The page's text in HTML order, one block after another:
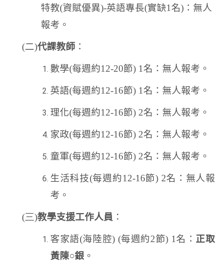
特教(資賦優異)-英語專長(實缺1 名) ：無人
報考。
(二)代課教師 ：
數學(每週約12-20節) 1 名：無人報考。
英語(每週約12-16節) 1 名：無人報考。
理化(每週約12-16節) 2名：無人報考。
家政(每週約12-16節) 2名：無人報考。
童軍(每週約12-16節) 2名：無人報考。
生活科技(每週約12-16節) 2名：無人報
考。
(三)教學支援工作人員 ：
客家語(海陸腔) (每週約2節) 1 名： 正取
黃陳○銀 。